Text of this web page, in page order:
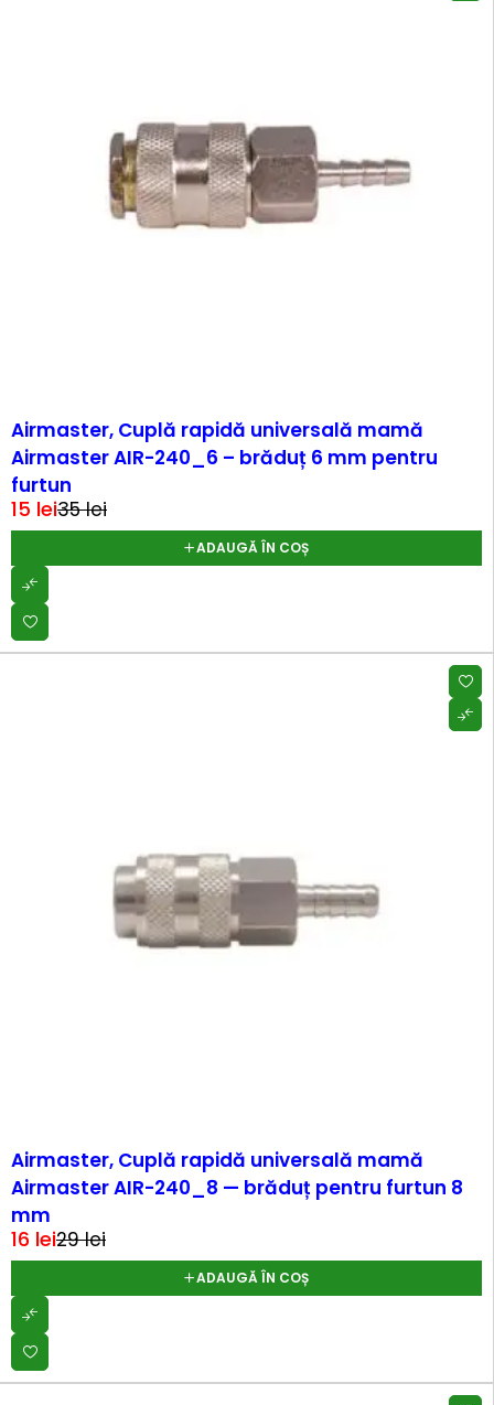
-57%
Airmaster, Cuplă rapidă universală mamă
Airmaster AIR-240_6 – brăduț 6 mm pentru
furtun
35lei
15 lei
ADAUGĂ ÎN COȘ
-44%
Airmaster, Cuplă rapidă universală mamă
Airmaster AIR-240_8 — brăduț pentru furtun 8
mm
29lei
16 lei
ADAUGĂ ÎN COȘ